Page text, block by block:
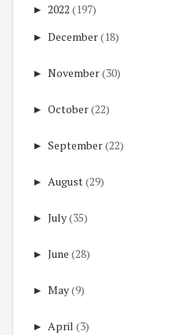
► 2022 (197)
► December(18)
► November(30)
► October(22)
► September(22)
► August(29)
► July(35)
► June (28)
► May(9)
► April (3)